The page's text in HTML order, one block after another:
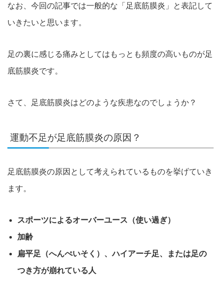
なお、今回の記事では一般的な「足底筋膜炎」と表記して
いきたいと思います。
足の裏に感じる痛みとしてはもっとも頻度の高いものが足
底筋膜炎です。
さて、足底筋膜炎はどのような疾患なのでしょうか？
運動不足が足底筋膜炎の原因？
足底筋膜炎の原因として考えられているものを挙げていき
ます。
スポーツによるオーバーユース（使い過ぎ）
加齢
扁平足（へんぺいそく）、ハイアーチ足、または足の
つき方が崩れている人